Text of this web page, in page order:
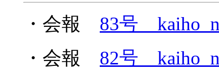
・会報 83号
・会報 82号